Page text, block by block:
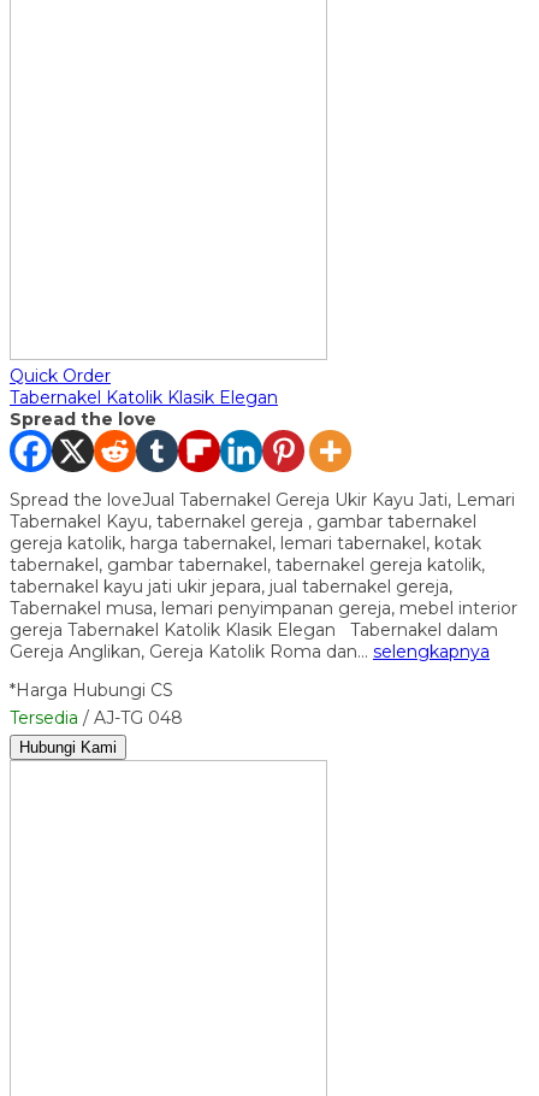
Quick Order
Tabernakel Katolik Klasik Elegan
Spread the love
Spread the loveJual Tabernakel Gereja Ukir Kayu Jati, Lemari
Tabernakel Kayu, tabernakel gereja , gambar tabernakel
gereja katolik, harga tabernakel, lemari tabernakel, kotak
tabernakel, gambar tabernakel, tabernakel gereja katolik,
tabernakel kayu jati ukir jepara, jual tabernakel gereja,
Tabernakel musa, lemari penyimpanan gereja, mebel interior
gereja Tabernakel Katolik Klasik Elegan Tabernakel dalam
Gereja Anglikan, Gereja Katolik Roma dan… selengkapnya
*Harga Hubungi CS
Tersedia / AJ-TG 048
Hubungi Kami